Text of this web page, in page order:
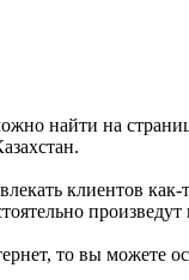
найти на
клиентов
то вы можете